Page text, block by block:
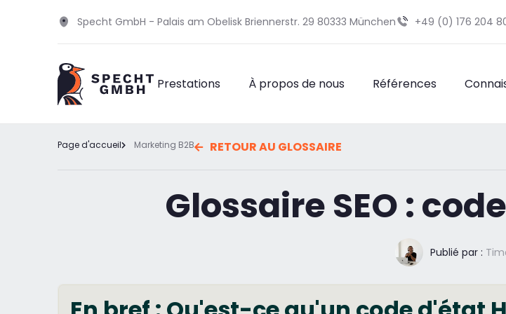
Specht GmbH - Palais am Obelisk Briennerstr. 29 80333 München +49 (0) 176 204
Prestations À propos de nous Références
Page d'accueil Marketing B2B RETOUR AU GLOSSAIRE
Glossaire SEO :
Publié par :